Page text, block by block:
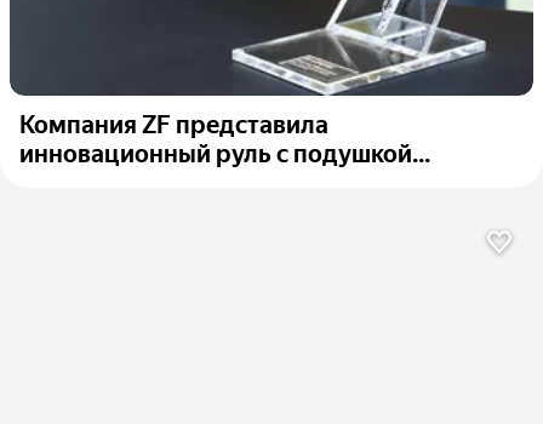
Компания ZF представила
инновационный руль с подушкой...